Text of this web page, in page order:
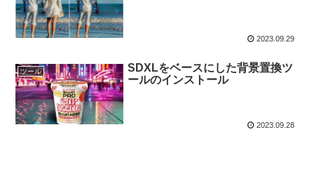
2023.09.29
ツール
SDXLをベースにした背景置換ツ
ールのインストール
2023.09.28